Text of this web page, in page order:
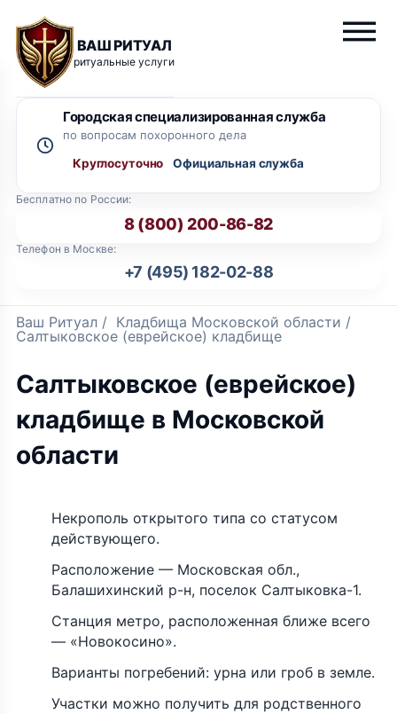
ВАШ РИТУАЛ
ритуальные услуги
Бесплатно по России:
8 (800) 200-86-82
Телефон в Москве:
+7 (495) 182-02-88
Городская специализированная служба
по вопросам похоронного дела
Круглосуточно
Ваш Ритуал / Кладбища Московской области /
Салтыковское (еврейское) кладбище
Салтыковское (еврейское)
кладбище в Московской
области
Некрополь открытого типа со статусом
действующего.
Расположение — Московская обл.,
Балашихинский р-н, поселок Салтыковка-1.
Станция метро, расположенная ближе всего
— «Новокосино».
Варианты погребений: урна или гроб в земле.
Участки можно получить для родственного